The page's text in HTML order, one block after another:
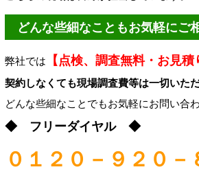
どんな些細なこともお気軽にご
弊社では 【点検、調査無料・お見積
契約しなくても現場調査費等は一切いた
どんな些細なことでもお気軽にお問い合
◆ フリーダイヤル ◆
０１２０－９２０